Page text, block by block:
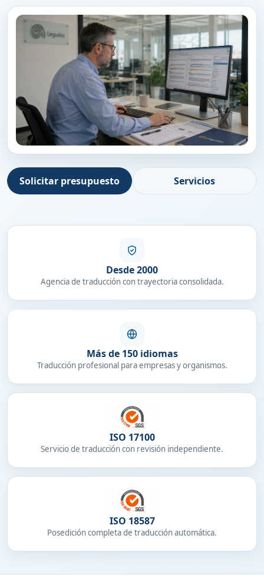
Solicitar presupuesto Servicios
Desde 2000
Agencia de traducción con trayectoria consolidada.
Más de 150 idiomas
Traducción profesional para empresas y organismos.
ISO 17100
Servicio de traducción con revisión independiente.
ISO 18587
Posedición completa de traducción automática.